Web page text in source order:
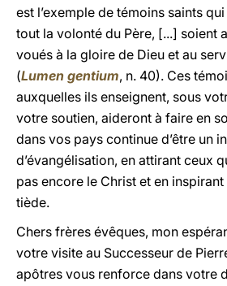
est l’exemple de témoins saints
tout la volonté du Père, [...] soient
voués à la gloire de Dieu et au
(Lumen gentium, n. 40). Ces
auxquelles ils enseignent, sous
votre soutien, aideront à faire en
dans vos pays continue d’être un
d’évangélisation, en attirant ceux
pas encore le Christ et en
tiède.
Chers frères évêques, mon
votre visite au Successeur de
apôtres vous renforce dans votre